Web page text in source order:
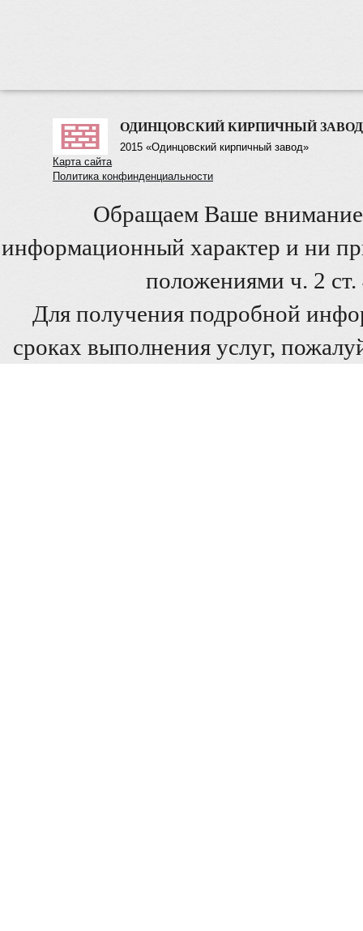
ОДИНЦОВСКИЙ КИРПИЧНЫЙ ЗАВОД
2015 «Одинцовский кирпичный завод»
Карта сайта
Политика конфинденциальности
Обращаем Ваше внимание
информационный характер и ни
положениями ч. 2
Для получения подробной
сроках выполнения услуг,